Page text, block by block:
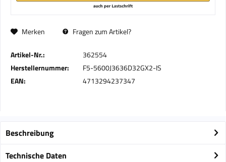
Merken Fragen zum Artikel?
Artikel-Nr.:
362554
Herstellernummer:
F5-5600J3636D32GX2-IS
EAN:
4713294237347
Beschreibung
Technische Daten